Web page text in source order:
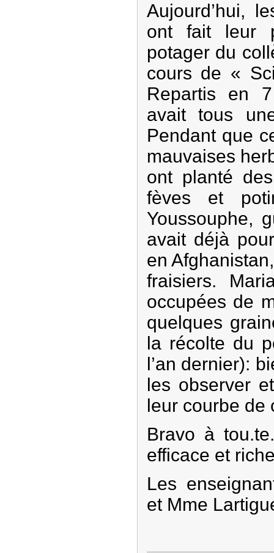
Aujourd’hui,
ont fait leur
potager du
cours de «
Repartis en
avait tous
Pendant que
mauvaises
ont planté
fèves et
Youssouphe,
avait déjà
en
fraisiers.
occupées de
quelques
la récolte du
l’an dernier):
les observer
leur courbe de
Bravo à
efficace et
Les
et Mme